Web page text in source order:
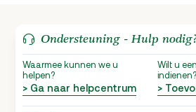
Ondersteuning - Hulp
Waarmee kunnen we u
helpen?
> Ga naar helpcentrum
Wilt u
indienen?
>